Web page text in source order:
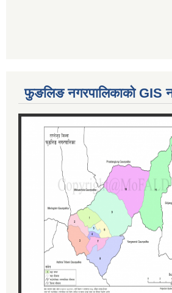
फुङलिङ नगरपालिकाको GIS